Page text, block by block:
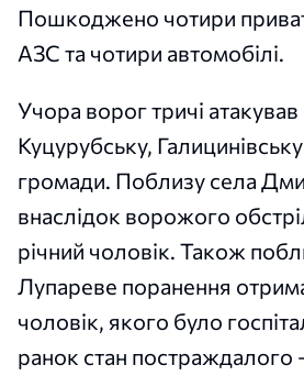
Пошкоджено чотири
АЗС та чотири автомобілі.
Учора ворог тричі
Куцурубську,
громади. Поблизу села
внаслідок ворожого
річний чоловік. Також
Лупареве поранення
чоловік, якого було
ранок стан постраждалого